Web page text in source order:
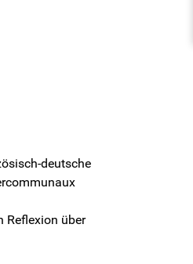
deutsche
Reflexion über